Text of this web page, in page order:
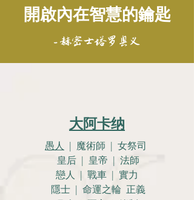
開啟內在智慧的鑰匙
- 赫密士塔罗奥义
大阿卡纳
愚人 | 魔術師 | 女祭司
皇后 | 皇帝 | 法師
戀人 | 戰車 | 實力
隱士 | 命運之輪 正義